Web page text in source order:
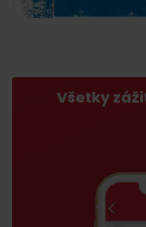
Všetky